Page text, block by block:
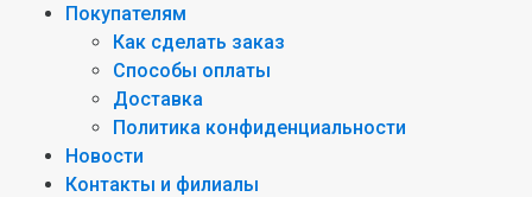
Покупателям
Как сделать заказ
Способы оплаты
Доставка
Политика конфиденциальности
Новости
Контакты и филиалы